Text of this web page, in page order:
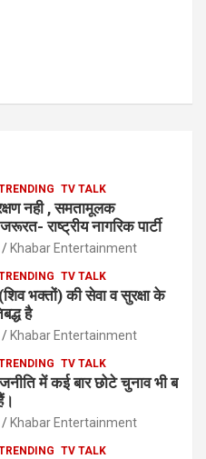
TV TALK
नही , समतामूलक
राष्ट्रीय नागरिक पार्टी
Khabar Entertainment
TV TALK
भक्तों) की सेवा व सुरक्षा के
है
Khabar Entertainment
TV TALK
में कई बार छोटे चुनाव भी ब
Khabar Entertainment
TV TALK